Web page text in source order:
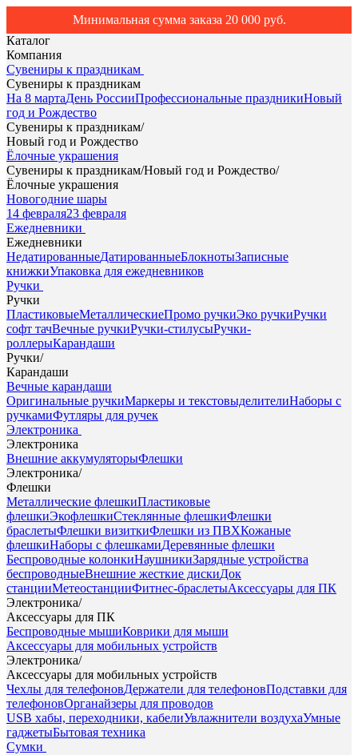
Минимальная сумма заказа 20 000 руб.
Каталог
Компания
Сувениры к праздникам
Сувениры к праздникам
На 8 мартаДень РоссииПрофессиональные праздникиНовый
год и Рождество
Сувениры к праздникам/
Новый год и Рождество
Ёлочные украшения
Сувениры к праздникам/Новый год и Рождество/
Ёлочные украшения
Новогодние шары
14 февраля23 февраля
Ежедневники
Ежедневники
НедатированныеДатированныеБлокнотыЗаписные
книжкиУпаковка для ежедневников
Ручки
Ручки
ПластиковыеМеталлическиеПромо ручкиЭко ручкиРучки
софт тачВечные ручкиРучки-стилусыРучки-
роллерыКарандаши
Ручки/
Карандаши
Вечные карандаши
Оригинальные ручкиМаркеры и текстовыделителиНаборы с
ручкамиФутляры для ручек
Электроника
Электроника
Внешние аккумуляторыФлешки
Электроника/
Флешки
Металлические флешкиПластиковые
флешкиЭкофлешкиСтеклянные флешкиФлешки
браслетыФлешки визиткиФлешки из ПВХКожаные
флешкиНаборы с флешкамиДеревянные флешки
Беспроводные колонкиНаушникиЗарядные устройства
беспроводныеВнешние жесткие дискиДок
станцииМетеостанцииФитнес-браслетыАксессуары для ПК
Электроника/
Аксессуары для ПК
Беспроводные мышиКоврики для мыши
Аксессуары для мобильных устройств
Электроника/
Аксессуары для мобильных устройств
Чехлы для телефоновДержатели для телефоновПодставки для
телефоновОрганайзеры для проводов
USB хабы, переходники, кабелиУвлажнители воздухаУмные
гаджетыБытовая техника
Сумки